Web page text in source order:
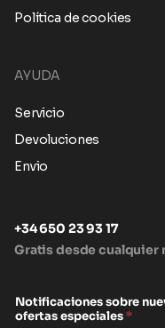
Política de cookies
AYUDA
Servicio
Devoluciones
Envio
+34 650 23 93 17
Gratis desde cualquier
Notificaciones sobre
ofertas especiales*